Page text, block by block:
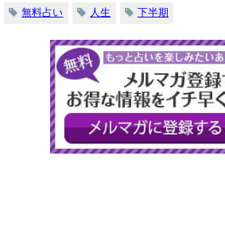
無料占い 人生 下半期